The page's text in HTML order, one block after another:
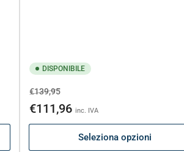
DISPONIBILE
Prezzo
di
€139,95Prezzo
scontato
€111,96 inc. IVA
Seleziona opzioni